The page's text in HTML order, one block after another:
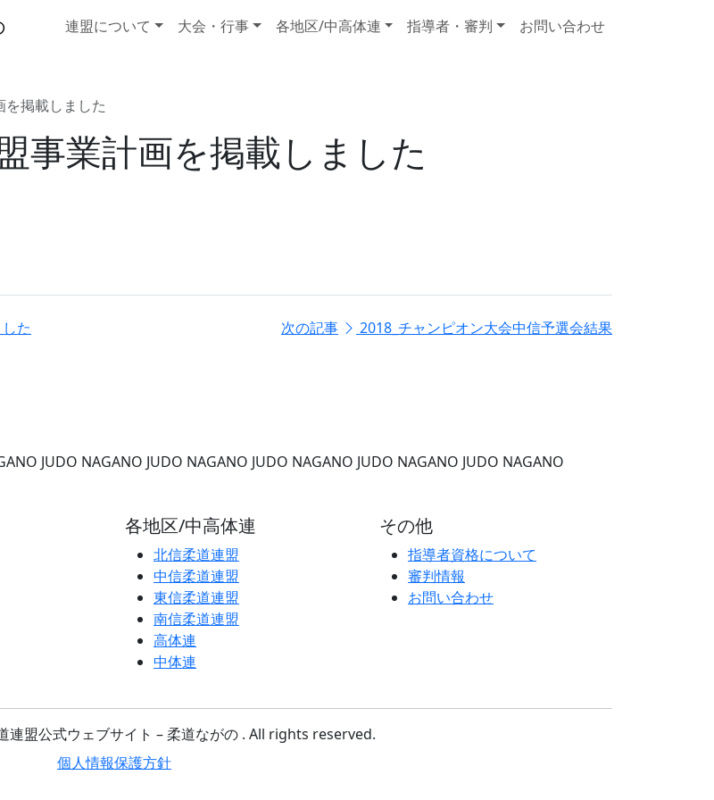
連盟について 大会・行事 各地区/中高体連 指導者・審判 お問い合わせ
掲載しました
事業計画を掲載しました
た 次の記事 2018_チャンピオン大会中信予選会結果
JUDO NAGANO JUDO NAGANO JUDO NAGANO JUDO NAGANO JUDO NAGANO
各地区/中高体連
北信柔道連盟
中信柔道連盟
東信柔道連盟
南信柔道連盟
高体連
中体連
その他
指導者資格について
審判情報
お問い合わせ
盟公式ウェブサイト – 柔道ながの . All rights reserved.
個人情報保護方針